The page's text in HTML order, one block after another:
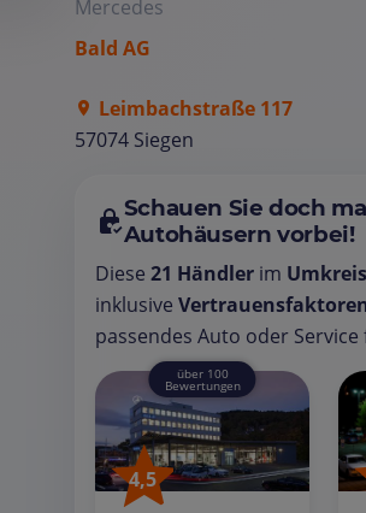
Mercedes
Bald AG
Leimbachstraße 117
57074 Siegen
Schauen Sie doch
Autohäusern vorbei!
Diese 21 Händler im
inklusive
passendes Auto oder Service
über 100
Bewertungen
4,5